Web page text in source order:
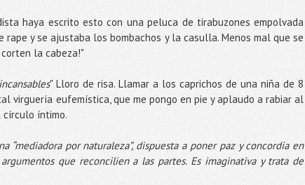
haya escrito esto con una peluca de tirabuzones empolvada
y se ajustaba los bombachos y la casulla. Menos mal que se
la cabeza!"
" Lloro de risa. Llamar a los caprichos de una niña de 8
virguería eufemística, que me pongo en pie y aplaudo a rabiar al
íntimo.
“mediadora por naturaleza”, dispuesta a poner paz y concordia en
que reconcilien a las partes. Es imaginativa y trata de